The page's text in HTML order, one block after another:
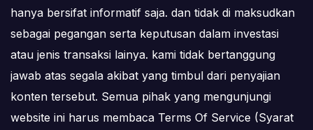
hanya bersifat informatif saja. dan tidak di maksudkan
sebagai pegangan serta keputusan dalam investasi
atau jenis transaksi lainya. kami tidak bertanggung
jawab atas segala akibat yang timbul dari penyajian
konten tersebut. Semua pihak yang mengunjungi
website ini harus membaca Terms Of Service (Syarat